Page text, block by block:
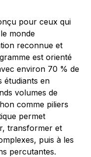
pour ceux qui
monde
reconnue et
est orienté
environ 70 % de
étudiants en
volumes de
comme piliers
permet
transformer et
puis à les
percutantes.